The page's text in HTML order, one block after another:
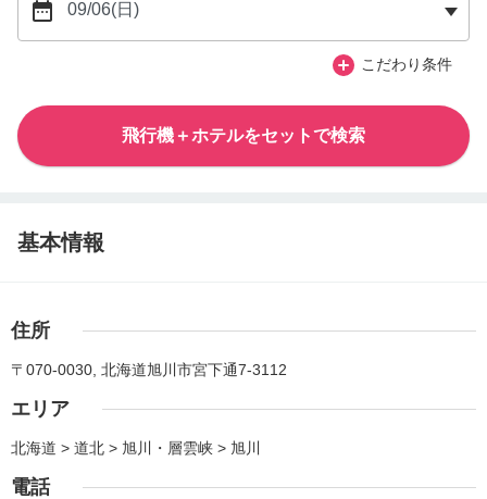
こだわり条件
飛行機＋ホテルをセットで検索
基本情報
住所
〒070-0030, 北海道旭川市宮下通7-3112
エリア
北海道 > 道北 > 旭川・層雲峡 > 旭川
電話